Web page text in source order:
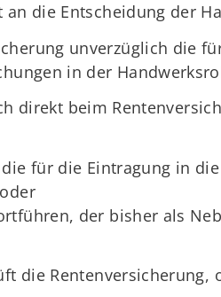
die Entscheidung der
unverzüglich die
in der
direkt beim
für die Eintragung in
der bisher als
die